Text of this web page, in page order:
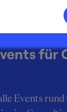
für
Events